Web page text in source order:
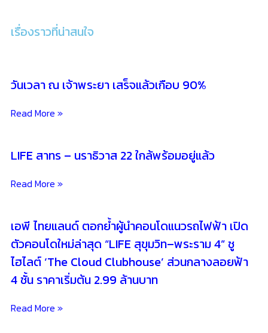
เรื่องราวที่น่าสนใจ
วันเวลา ณ เจ้าพระยา เสร็จแล้วเกือบ 90%
Read More »
LIFE สาทร – นราธิวาส 22 ใกล้พร้อมอยู่แล้ว
Read More »
เอพี ไทยแลนด์ ตอกย้ำผู้นำคอนโดแนวรถไฟฟ้า เปิด
ตัวคอนโดใหม่ล่าสุด “LIFE สุขุมวิท–พระราม 4” ชู
ไฮไลต์ ‘The Cloud Clubhouse’ ส่วนกลางลอยฟ้า
4 ชั้น ราคาเริ่มต้น 2.99 ล้านบาท
Read More »